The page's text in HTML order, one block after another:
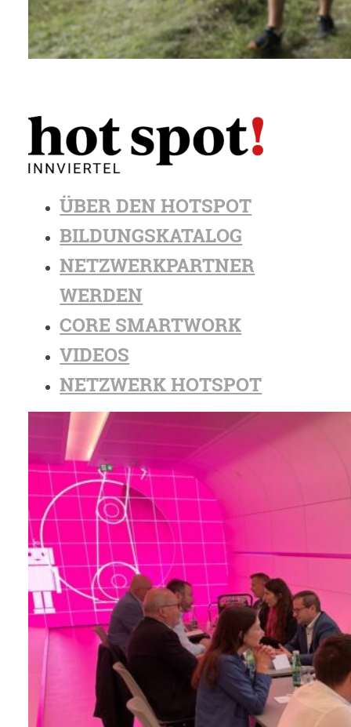
ÜBER DEN HOTSPOT
BILDUNGSKATALOG
NETZWERKPARTNER
WERDEN
CORE SMARTWORK
VIDEOS
NETZWERK HOTSPOT